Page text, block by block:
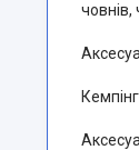
човнів,
Кемпінг